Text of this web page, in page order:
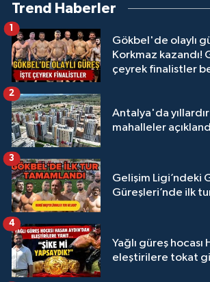
Trend Haberler
Gökbel'de olaylı
Korkmaz kazandı!
çeyrek finalistler
1
Antalya'da
mahalleler
2
Gelişim Ligi’ndeki
Güreşleri’nde ilk
3
Yağlı güreş hocası
eleştirilere tokat
4